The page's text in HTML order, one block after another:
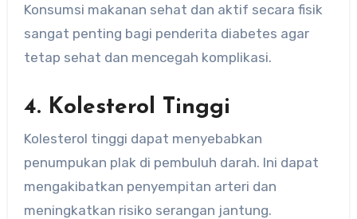
Konsumsi makanan sehat dan aktif secara fisik
sangat penting bagi penderita diabetes agar
tetap sehat dan mencegah komplikasi.
4. Kolesterol Tinggi
Kolesterol tinggi dapat menyebabkan
penumpukan plak di pembuluh darah. Ini dapat
mengakibatkan penyempitan arteri dan
meningkatkan risiko serangan jantung.